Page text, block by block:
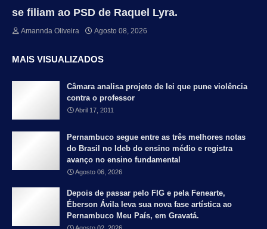
se filiam ao PSD de Raquel Lyra.
Amannda Oliveira Agosto 08, 2026
MAIS VISUALIZADOS
Câmara analisa projeto de lei que pune violência
contra o professor
Abril 17, 2011
Pernambuco segue entre as três melhores notas
do Brasil no Ideb do ensino médio e registra
avanço no ensino fundamental
Agosto 06, 2026
Depois de passar pelo FIG e pela Fenearte,
Éberson Ávila leva sua nova fase artística ao
Pernambuco Meu País, em Gravatá.